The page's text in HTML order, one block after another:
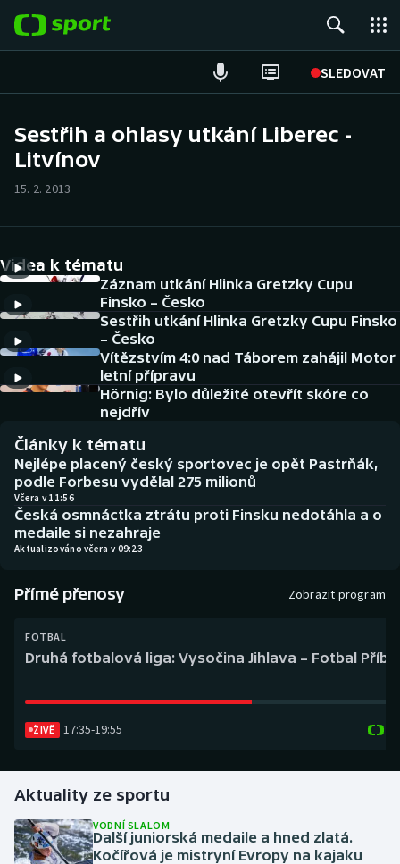
SLEDOVAT
Hokej
Cyklistika
DALŠÍ SPORTY
Americký fotbal
Baseball a softbal
Basketbal
Biatlon
Boby a skeleton
Box
Golf
Gymnastika
NEPŘEHLÉDNĚTE
Historické návraty
Aplikace ČT sport
AZ kvíz
Sestřih a ohlasy utkání Liberec -
Litvínov
15. 2. 2013
Videa k tématu
Záznam utkání Hlinka Gretzky Cupu
Finsko – Česko
Sestřih utkání Hlinka Gretzky Cupu Finsko
– Česko
Vítězstvím 4:0 nad Táborem zahájil Motor
letní přípravu
Hörnig: Bylo důležité otevřít skóre co
nejdřív
Články k tématu
Nejlépe placený český sportovec je opět Pastrňák,
podle Forbesu vydělal 275 milionů
Včera v 11:56
Česká osmnáctka ztrátu proti Finsku nedotáhla a o
medaile si nezahraje
Aktualizováno včera v 09:23
Přímé přenosy Zobrazit program
FOTBAL
Druhá fotbalová liga: Vysočina Jihlava – Fotbal
ŽIVĚ 17:35-19:55
Aktuality ze sportu
VODNÍ SLALOM
Další juniorská medaile a hned zlatá.
Kočířová je mistryní Evropy na kajaku